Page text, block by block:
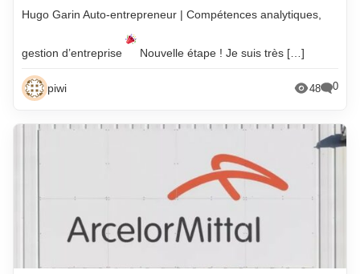
Hugo Garin Auto-entrepreneur | Compétences analytiques,
gestion d’entreprise Nouvelle étape ! Je suis très […]
piwi 48 0